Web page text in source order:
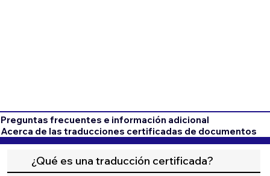
Preguntas frecuentes e información adicional
Acerca de las traducciones certificadas de documentos
¿Qué es una traducción certificada?